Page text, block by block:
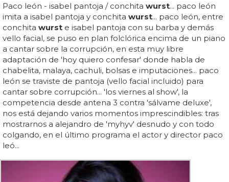
Paco león - isabel pantoja / conchita wurst... paco león
imita a isabel pantoja y conchita wurst... paco león, entre
conchita wurst e isabel pantoja con su barba y demás
vello facial, se puso en plan folclórica encima de un piano
a cantar sobre la corrupción, en esta muy libre
adaptación de 'hoy quiero confesar' donde habla de
chabelita, malaya, cachuli, bolsas e imputaciones... paco
león se traviste de pantoja (vello facial incluido) para
cantar sobre corrupción... 'los viernes al show', la
competencia desde antena 3 contra 'sálvame deluxe',
nos está dejando varios momentos imprescindibles: tras
mostrarnos a alejandro de 'myhyv' desnudo y con todo
colgando, en el último programa el actor y director paco
leó...